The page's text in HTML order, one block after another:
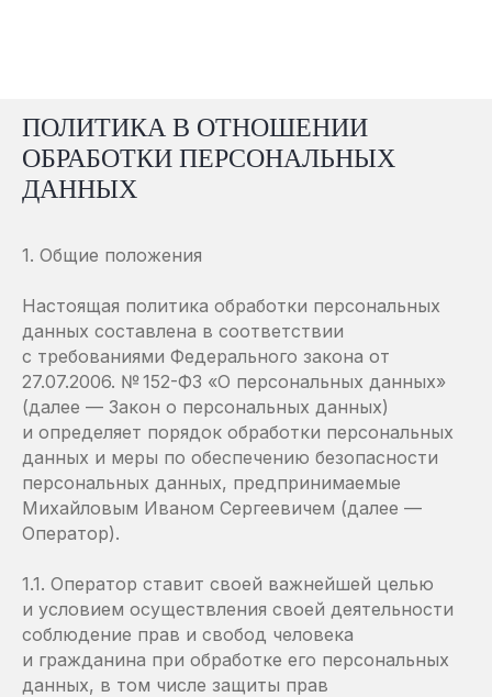
ПОЛИТИКА В ОТНОШЕНИИ
ОБРАБОТКИ ПЕРСОНАЛЬНЫХ
ДАННЫХ
1. Общие положения
Настоящая политика обработки персональных
данных составлена в соответствии
с требованиями Федерального закона от
27.07.2006. № 152-ФЗ «О персональных данных»
(далее — Закон о персональных данных)
и определяет порядок обработки персональных
данных и меры по обеспечению безопасности
персональных данных, предпринимаемые
Михайловым Иваном Сергеевичем (далее —
Оператор).
1.1. Оператор ставит своей важнейшей целью
и условием осуществления своей деятельности
соблюдение прав и свобод человека
и гражданина при обработке его персональных
данных, в том числе защиты прав